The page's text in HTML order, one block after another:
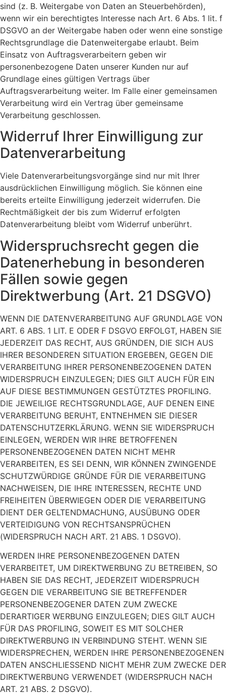
sind (z. B. Weitergabe von Daten an Steuerbehörden),
wenn wir ein berechtigtes Interesse nach Art. 6 Abs. 1 lit. f
DSGVO an der Weitergabe haben oder wenn eine sonstige
Rechtsgrundlage die Datenweitergabe erlaubt. Beim
Einsatz von Auftragsverarbeitern geben wir
personenbezogene Daten unserer Kunden nur auf
Grundlage eines gültigen Vertrags über
Auftragsverarbeitung weiter. Im Falle einer gemeinsamen
Verarbeitung wird ein Vertrag über gemeinsame
Verarbeitung geschlossen.
Widerruf Ihrer Einwilligung zur
Datenverarbeitung
Viele Datenverarbeitungsvorgänge sind nur mit Ihrer
ausdrücklichen Einwilligung möglich. Sie können eine
bereits erteilte Einwilligung jederzeit widerrufen. Die
Rechtmäßigkeit der bis zum Widerruf erfolgten
Datenverarbeitung bleibt vom Widerruf unberührt.
Widerspruchsrecht gegen die
Datenerhebung in besonderen
Fällen sowie gegen
Direktwerbung (Art. 21 DSGVO)
WENN DIE DATENVERARBEITUNG AUF GRUNDLAGE VON
ART. 6 ABS. 1 LIT. E ODER F DSGVO ERFOLGT, HABEN SIE
JEDERZEIT DAS RECHT, AUS GRÜNDEN, DIE SICH AUS
IHRER BESONDEREN SITUATION ERGEBEN, GEGEN DIE
VERARBEITUNG IHRER PERSONENBEZOGENEN DATEN
WIDERSPRUCH EINZULEGEN; DIES GILT AUCH FÜR EIN
AUF DIESE BESTIMMUNGEN GESTÜTZTES PROFILING.
DIE JEWEILIGE RECHTSGRUNDLAGE, AUF DENEN EINE
VERARBEITUNG BERUHT, ENTNEHMEN SIE DIESER
DATENSCHUTZERKLÄRUNG. WENN SIE WIDERSPRUCH
EINLEGEN, WERDEN WIR IHRE BETROFFENEN
PERSONENBEZOGENEN DATEN NICHT MEHR
VERARBEITEN, ES SEI DENN, WIR KÖNNEN ZWINGENDE
SCHUTZWÜRDIGE GRÜNDE FÜR DIE VERARBEITUNG
NACHWEISEN, DIE IHRE INTERESSEN, RECHTE UND
FREIHEITEN ÜBERWIEGEN ODER DIE VERARBEITUNG
DIENT DER GELTENDMACHUNG, AUSÜBUNG ODER
VERTEIDIGUNG VON RECHTSANSPRÜCHEN
(WIDERSPRUCH NACH ART. 21 ABS. 1 DSGVO).
WERDEN IHRE PERSONENBEZOGENEN DATEN
VERARBEITET, UM DIREKTWERBUNG ZU BETREIBEN, SO
HABEN SIE DAS RECHT, JEDERZEIT WIDERSPRUCH
GEGEN DIE VERARBEITUNG SIE BETREFFENDER
PERSONENBEZOGENER DATEN ZUM ZWECKE
DERARTIGER WERBUNG EINZULEGEN; DIES GILT AUCH
FÜR DAS PROFILING, SOWEIT ES MIT SOLCHER
DIREKTWERBUNG IN VERBINDUNG STEHT. WENN SIE
WIDERSPRECHEN, WERDEN IHRE PERSONENBEZOGENEN
DATEN ANSCHLIESSEND NICHT MEHR ZUM ZWECKE DER
DIREKTWERBUNG VERWENDET (WIDERSPRUCH NACH
ART. 21 ABS. 2 DSGVO).